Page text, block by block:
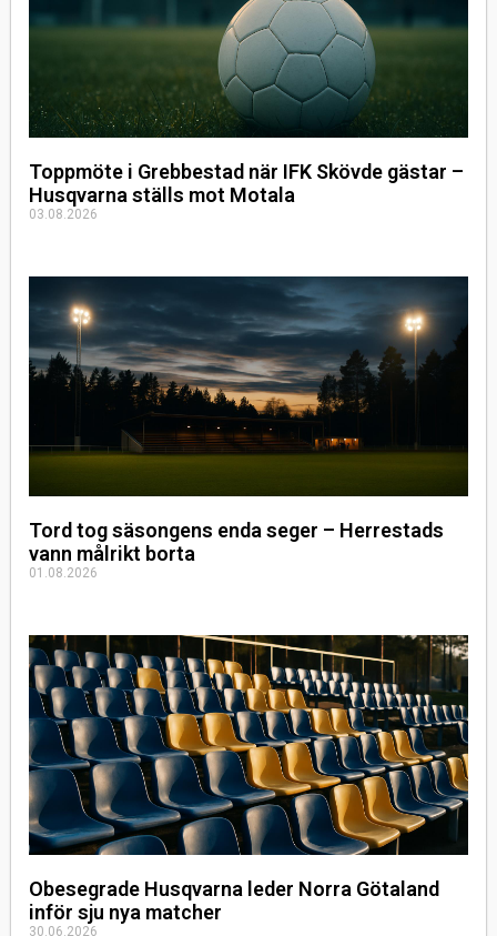
Toppmöte i Grebbestad när IFK Skövde gästar –
Husqvarna ställs mot Motala
03.08.2026
Tord tog säsongens enda seger – Herrestads
vann målrikt borta
01.08.2026
Obesegrade Husqvarna leder Norra Götaland
inför sju nya matcher
30.06.2026